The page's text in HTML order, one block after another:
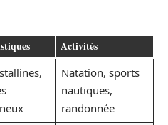
Activités
Natation, sports
nautiques,
randonnée